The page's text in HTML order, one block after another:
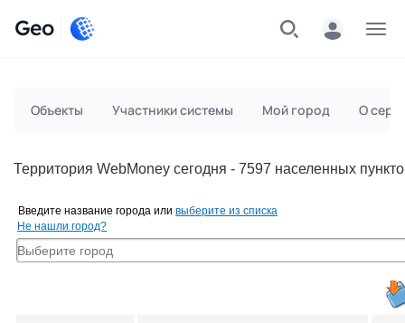
Geo
Объекты Участники системы Мой город О
Территория WebMoney сегодня - 7597 населенных
Введите название города или выберите из списка
Не нашли город?